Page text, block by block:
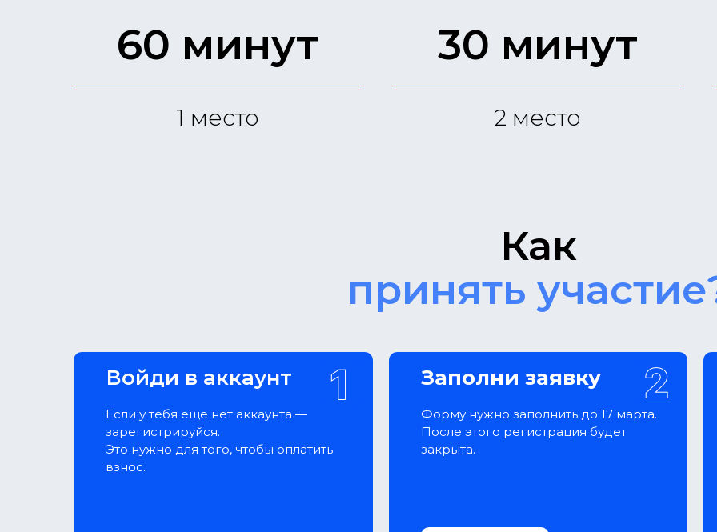
60 минут
1 место
30 минут
2 место
Как
принять
Войди в аккаунт Заполни заявку
Форму нужно заполнить до 17 марта.
После этого регистрация будет
закрыта.
Если у тебя еще нет аккаунта —
зарегистрируйся.
Это нужно для того, чтобы оплатить
взнос.